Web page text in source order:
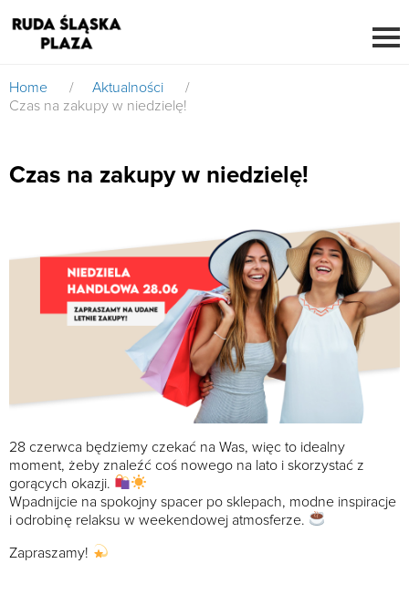
Home / Aktualności
/
Czas na zakupy w niedzielę!
Czas na zakupy w niedzielę!
28 czerwca będziemy czekać na Was, więc to idealny
moment, żeby znaleźć coś nowego na lato i skorzystać z
gorących okazji.
Wpadnijcie na spokojny spacer po sklepach, modne inspiracje
i odrobinę relaksu w weekendowej atmosferze.
Zapraszamy!